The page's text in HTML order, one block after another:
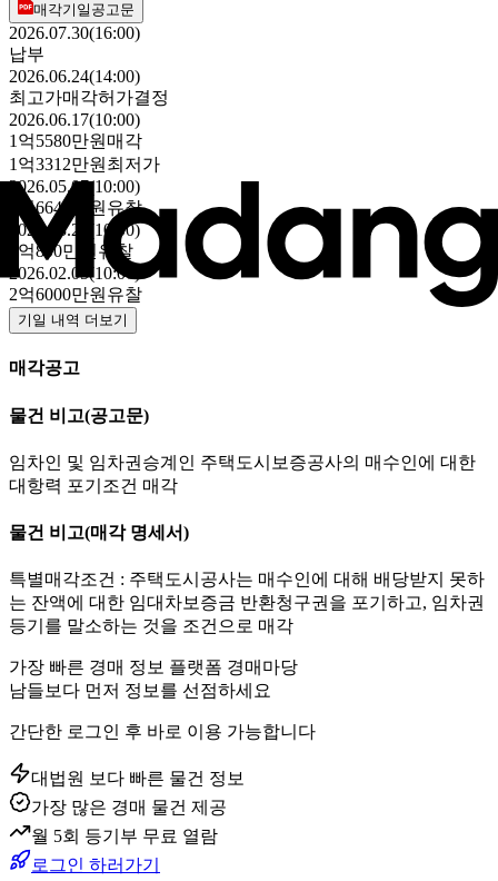
매각기일공고문
2026.07.30(16:00)
납부
2026.06.24(14:00)
최고가매각허가결정
2026.06.17(10:00)
1억5580만원 매각
1억3312만원 최저가
2026.05.07(10:00)
1억6640만원 유찰
2026.03.26(10:00)
2억800만원 유찰
2026.02.05(10:00)
2억6000만원 유찰
기일 내역 더보기
매각공고
물건 비고(공고문)
임차인 및 임차권승계인 주택도시보증공사의 매수인에 대한
대항력 포기조건 매각
물건 비고(매각 명세서)
특별매각조건 : 주택도시공사는 매수인에 대해 배당받지 못하
는 잔액에 대한 임대차보증금 반환청구권을 포기하고, 임차권
등기를 말소하는 것을 조건으로 매각
가장 빠른 경매 정보 플랫폼 경매마당
남들보다 먼저 정보를 선점하세요
간단한 로그인 후 바로 이용 가능합니다
대법원 보다 빠른 물건 정보
가장 많은 경매 물건 제공
월 5회 등기부 무료 열람
로그인 하러가기